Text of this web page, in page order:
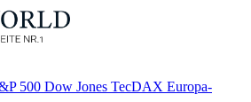
500 Dow Jones TecDAX Europa-